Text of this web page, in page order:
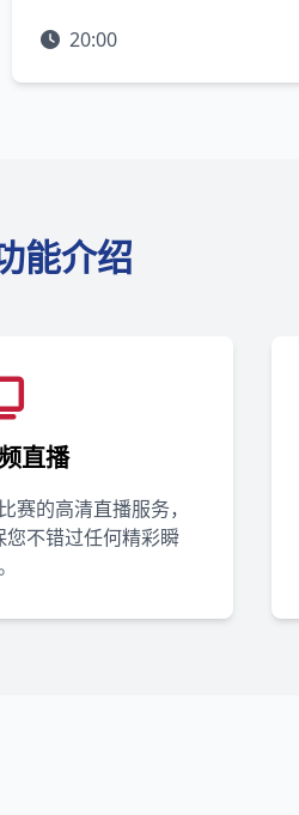
20:00
能介绍
直播
赛的高清直播服务，
不错过任何精彩瞬